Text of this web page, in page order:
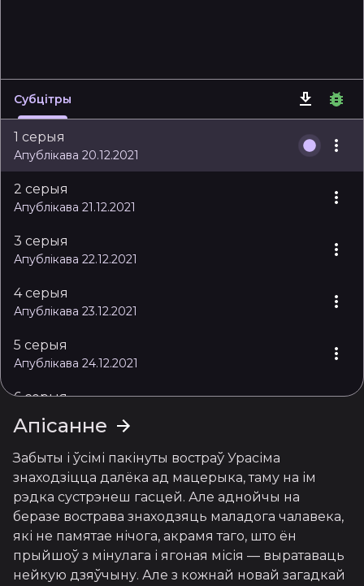
Субцітры
1 серыя
Апублікава 20.12.2021
2 серыя
Апублікава 21.12.2021
3 серыя
Апублікава 22.12.2021
4 серыя
Апублікава 23.12.2021
5 серыя
Апублікава 24.12.2021
6 серыя
Апублікава 25.12.2021
7 серыя
Апублікава 27.12.2021
8 серыя
Апублікава 27.12.2021
9 серыя
Апублікава 28.12.2021
Апісанне
Забыты і ўсімі пакінуты востраў Урасіма
знаходзіцца далёка ад мацерыка, таму на ім
рэдка сустрэнеш гасцей. Але аднойчы на
беразе вострава знаходзяць маладога чалавека,
які не памятае нічога, акрамя таго, што ён
прыйшоў з мінулага і ягоная місія — выратаваць
нейкую дзяўчыну. Але з кожнай новай загадкай